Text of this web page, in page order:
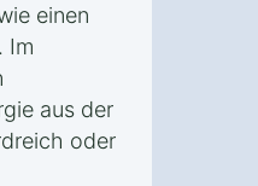
einen
Im
aus der
oder